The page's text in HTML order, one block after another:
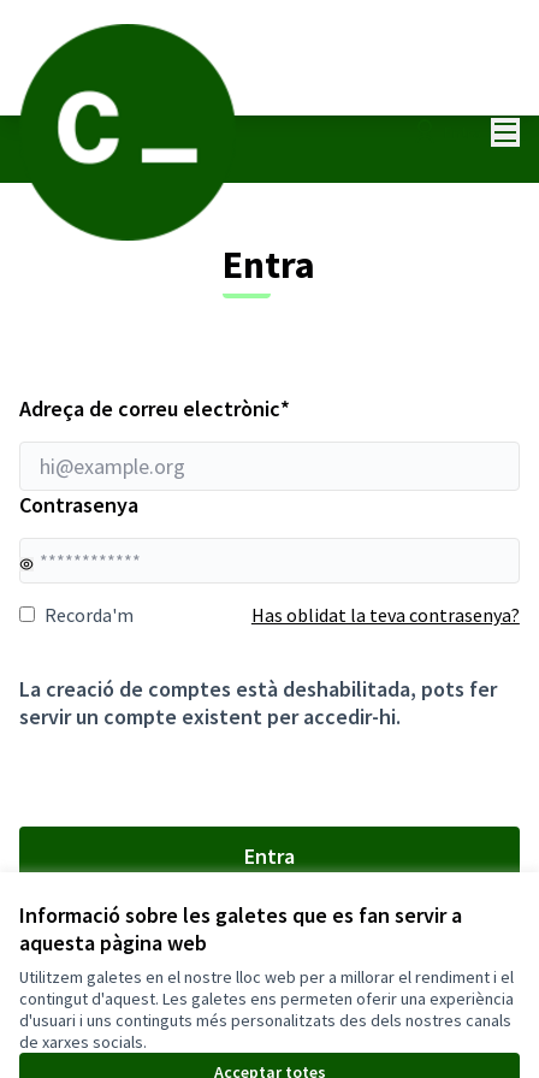
Informació sobre les galetes que es fan servir a
aquesta pàgina web
Utilitzem galetes en el nostre lloc web per a millorar el rendiment i el
contingut d'aquest. Les galetes ens permeten oferir una experiència
d'usuari i uns continguts més personalitzats des dels nostres canals
de xarxes socials.
Acceptar totes
Entra
Adreça de correu electrònic*
Contrasenya
Recorda'm Has oblidat la teva contrasenya?
La creació de comptes està deshabilitada, pots fer
servir un compte existent per accedir-hi.
Entra
Termes i condicions d'ús
Configuració de les galetes
Triar la llenguaElegir el idioma